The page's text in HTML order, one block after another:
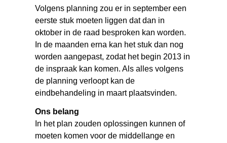
Volgens planning zou er in september een
eerste stuk moeten liggen dat dan in
oktober in de raad besproken kan worden.
In de maanden erna kan het stuk dan nog
worden aangepast, zodat het begin 2013 in
de inspraak kan komen. Als alles volgens
de planning verloopt kan de
eindbehandeling in maart plaatsvinden.
Ons belang
In het plan zouden oplossingen kunnen of
moeten komen voor de middellange en